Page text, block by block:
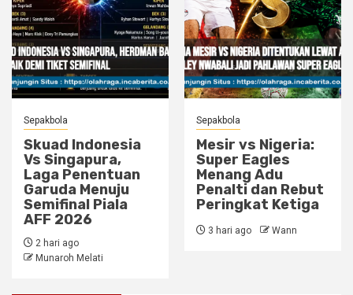
Sepakbola
Skuad Indonesia
Vs Singapura,
Laga Penentuan
Garuda Menuju
Semifinal Piala
AFF 2026
2 hari ago
Munaroh Melati
Sepakbola
Mesir vs Nigeria:
Super Eagles
Menang Adu
Penalti dan Rebut
Peringkat Ketiga
3 hari ago Wann